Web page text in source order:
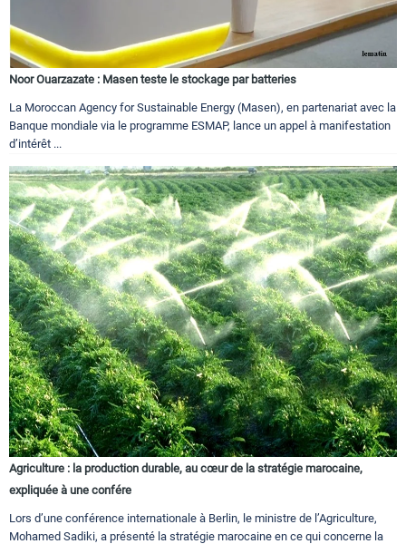
Noor Ouarzazate : Masen teste le stockage par batteries
La Moroccan Agency for Sustainable Energy (Masen), en partenariat avec la
Banque mondiale via le programme ESMAP, lance un appel à manifestation
d’intérêt ...
Agriculture : la production durable, au cœur de la stratégie marocaine,
expliquée à une confére
Lors d’une conférence internationale à Berlin, le ministre de l’Agriculture,
Mohamed Sadiki, a présenté la stratégie marocaine en ce qui concerne la